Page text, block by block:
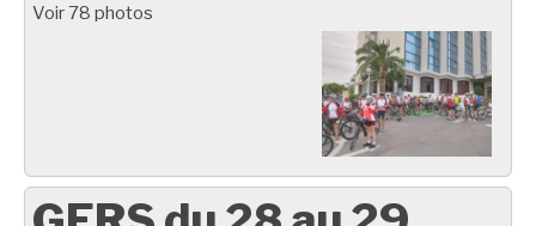
Voir 78 photos